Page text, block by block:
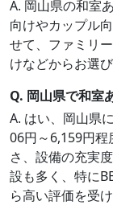
A. 岡山県の和室
向けやカップル
せて、ファミリ
けなどからお選
Q. 岡山県で和室
A. はい、岡山県
06円～6,159円
さ、設備の充実
設も多く、特に
ら高い評価を受